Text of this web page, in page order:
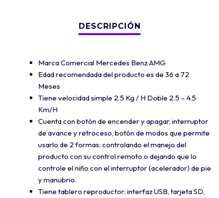
Marca Comercial Mercedes Benz AMG
Edad recomendada del producto es de 36 a 72
Meses
Tiene velocidad simple 2.5 Kg / H Doble 2.5 – 4.5
Km/H
Cuenta con botón de encender y apagar, interruptor
de avance y retroceso, botón de modos que permite
usarlo de 2 formas: controlando el manejo del
producto con su control remoto o dejando que lo
controle el niño con el interruptor (acelerador) de pie
y manubrio.
Tiene tablero reproductor: interfaz USB, tarjeta SD,